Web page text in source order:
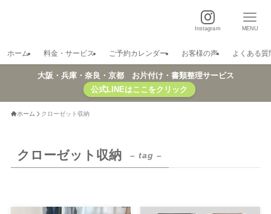
Instagram MENU
ホーム 料金・サービス ご予約カレンダー お客様の声 よくある質
大阪・兵庫・奈良・京都 お片付け・書類整理サービス
公式LINEはここをクリック
ホーム クローゼット収納
クローゼット収納 – tag –